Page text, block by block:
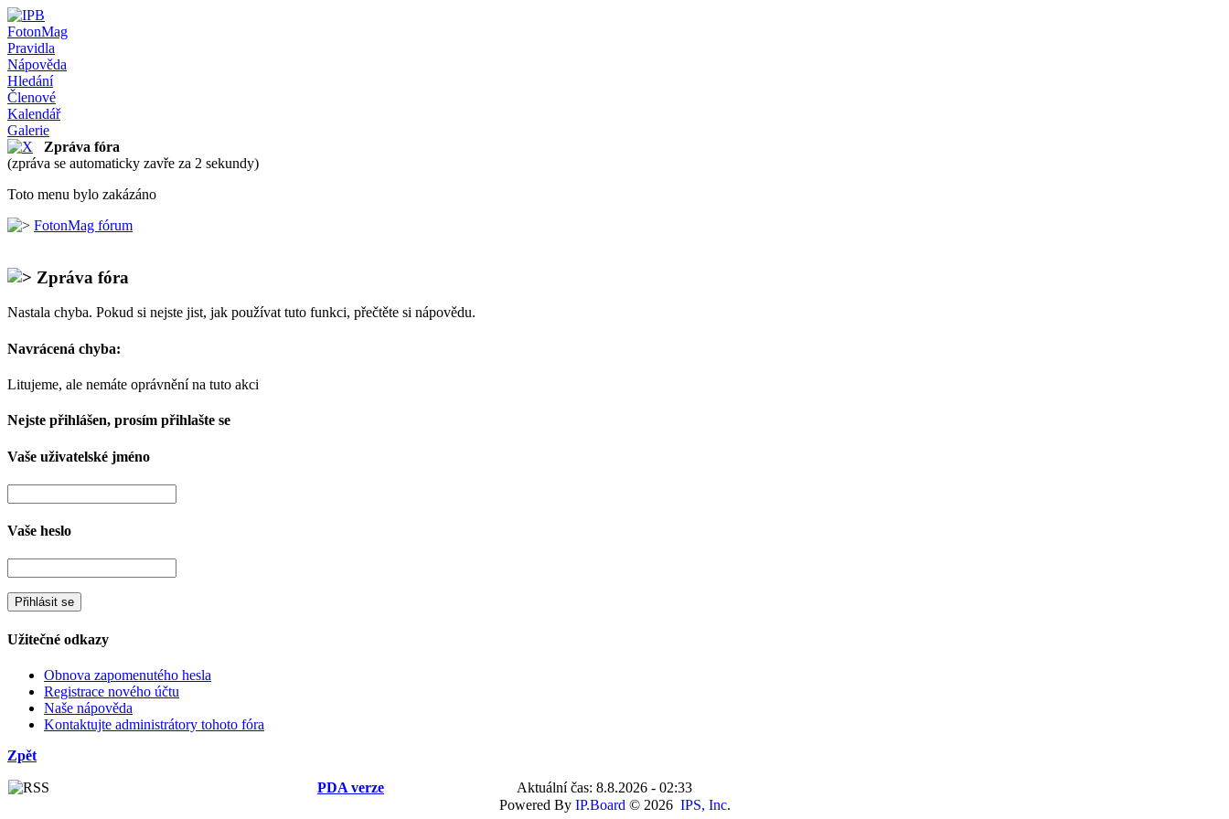
FotonMag
Pravidla
Nápověda
Hledání
Členové
Kalendář
Galerie
Zpráva fóra
(zpráva se automaticky zavře za 2 sekundy)
Toto menu bylo zakázáno
FotonMag fórum
Zpráva fóra
Nastala chyba. Pokud si nejste jist, jak používat tuto funkci, přečtěte si nápovědu.
Navrácená chyba:
Litujeme, ale nemáte oprávnění na tuto akci
Nejste přihlášen, prosím přihlašte se
Vaše uživatelské jméno
Vaše heslo
Užitečné odkazy
Obnova zapomenutého hesla
Registrace nového účtu
Naše nápověda
Kontaktujte administrátory tohoto fóra
Zpět
PDA verze
Aktuální čas: 8.8.2026 - 02:33
Powered By IP.Board © 2026 IPS, Inc.